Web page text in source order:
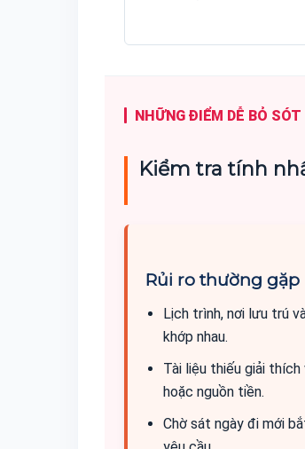
NHỮNG ĐIỂM DỄ BỎ SÓT
Kiểm tra tính
Rủi ro thường gặp
Lịch trình, nơi lưu trú
khớp nhau.
Tài liệu thiếu giải
hoặc nguồn tiền.
Chờ sát ngày đi mới